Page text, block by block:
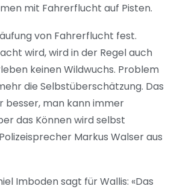
mit Fahrerflucht auf Pisten.
von Fahrerflucht fest.
wird, wird in der Regel auch
keinen Wildwuchs. Problem
die Selbstüberschätzung. Das
besser, man kann immer
das Können wird selbst
Markus Walser aus
Imboden sagt für Wallis: «Das